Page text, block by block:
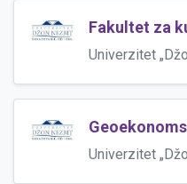
Fakultet za
Univerzitet
Univerzitet